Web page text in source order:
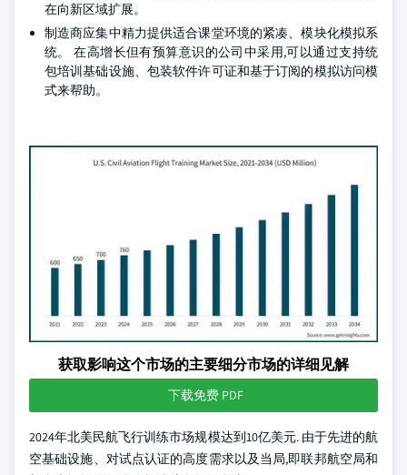
在向新区域扩展。
制造商应集中精力提供适合课堂环境的紧凑、模块化模拟系
统。 在高增长但有预算意识的公司中采用,可以通过支持统
包培训基础设施、包装软件许可证和基于订阅的模拟访问模
式来帮助。
获取影响这个市场的主要细分市场的详细见解
下载免费 PDF
2024年北美民航飞行训练市场规模达到10亿美元. 由于先进的航
空基础设施、对试点认证的高度需求以及当局,即联邦航空局和